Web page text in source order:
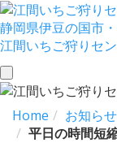
静岡県伊豆の国市
江間いちご狩りセ
toggle
navigation
Home
お知ら
平日の時間短